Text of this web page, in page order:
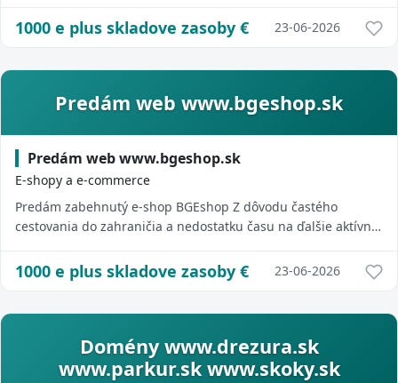
1000 e plus skladove zasoby € 23-06-2026
Predám web www.bgeshop.sk
Predám web www.bgeshop.sk
E-shopy a e-commerce
Predám zabehnutý e-shop BGEshop Z dôvodu častého
cestovania do zahraničia a nedostatku času na ďalšie aktívne
1000 e plus skladove zasoby € 23-06-2026
Domény www.drezura.sk
www.parkur.sk www.skoky.sk